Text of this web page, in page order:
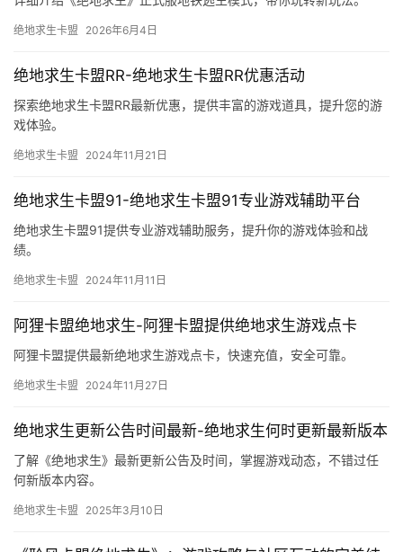
绝地求生正式服地铁逃生玩法全解析-绝地求生地铁逃生
模式详细攻略与技巧
绝地求生卡盟RR-绝地求生卡盟RR优惠活动
探索绝地求生卡盟RR最新优惠，提供丰富的游戏道具，提升您的游
绝地求生卡盟91-绝地求生卡盟91专业游戏辅助平台
绩。
绝地求生卡盟 2024年11月11日
阿狸卡盟绝地求生-阿狸卡盟提供绝地求生游戏点卡